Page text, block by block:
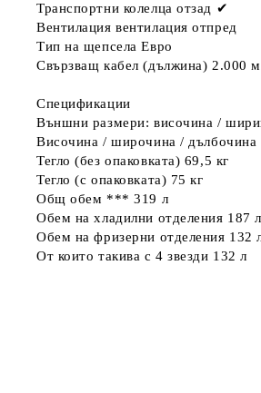
Транспортни колелца отзад ✔
Вентилация вентилация отпред
Тип на щепсела Евро
Свързващ кабел (дължина) 2.000
Спецификации
Външни размери: височина /
Височина / широчина / дълбочина
Тегло (без опаковката) 69,5 кг
Тегло (с опаковката) 75 кг
Общ обем *** 319 л
Обем на хладилни отделения 187 л
Обем на фризерни отделения 132
От които такива с 4 звезди 132 л